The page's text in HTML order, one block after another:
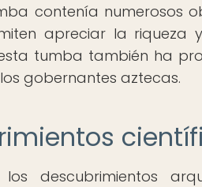
contenía numerosos
apreciar la riqueza
tumba también ha
gobernantes aztecas.
descubrimientos